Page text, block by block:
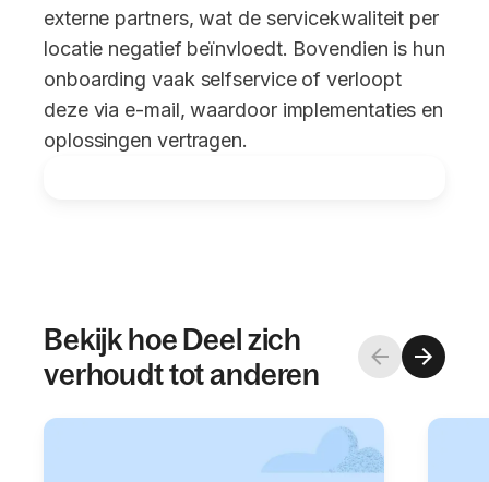
externe partners, wat de servicekwaliteit per
locatie negatief beïnvloedt. Bovendien is hun
onboarding vaak selfservice of verloopt
deze via e-mail, waardoor implementaties en
oplossingen vertragen.
Bekijk hoe Deel zich
verhoudt tot anderen